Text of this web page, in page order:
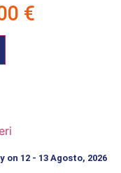
€
on 12 - 13 Agosto, 2026